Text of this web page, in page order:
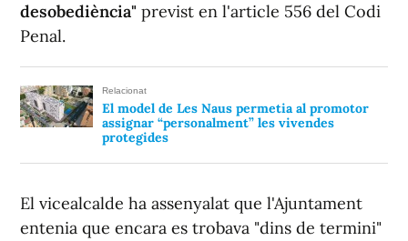
desobediència" previst en l'article 556 del Codi
Penal.
Relacionat
El model de Les Naus permetia al promotor
assignar “personalment” les vivendes
protegides
El vicealcalde ha assenyalat que l'Ajuntament
entenia que encara es trobava "dins de termini"